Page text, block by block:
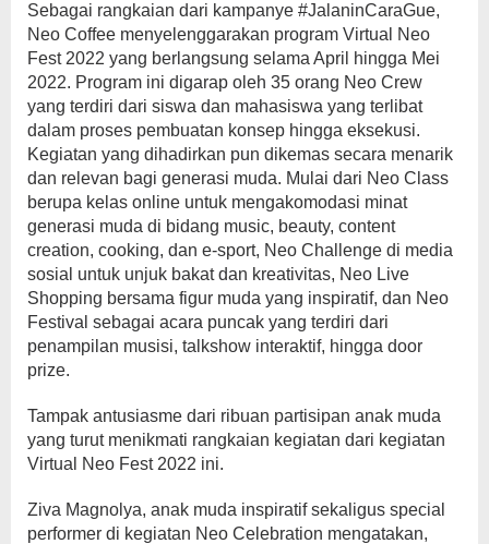
Sebagai rangkaian dari kampanye #JalaninCaraGue,
Neo Coffee menyelenggarakan program Virtual Neo
Fest 2022 yang berlangsung selama April hingga Mei
2022. Program ini digarap oleh 35 orang Neo Crew
yang terdiri dari siswa dan mahasiswa yang terlibat
dalam proses pembuatan konsep hingga eksekusi.
Kegiatan yang dihadirkan pun dikemas secara menarik
dan relevan bagi generasi muda. Mulai dari Neo Class
berupa kelas online untuk mengakomodasi minat
generasi muda di bidang music, beauty, content
creation, cooking, dan e-sport, Neo Challenge di media
sosial untuk unjuk bakat dan kreativitas, Neo Live
Shopping bersama figur muda yang inspiratif, dan Neo
Festival sebagai acara puncak yang terdiri dari
penampilan musisi, talkshow interaktif, hingga door
prize.
Tampak antusiasme dari ribuan partisipan anak muda
yang turut menikmati rangkaian kegiatan dari kegiatan
Virtual Neo Fest 2022 ini.
Ziva Magnolya, anak muda inspiratif sekaligus special
performer di kegiatan Neo Celebration mengatakan,